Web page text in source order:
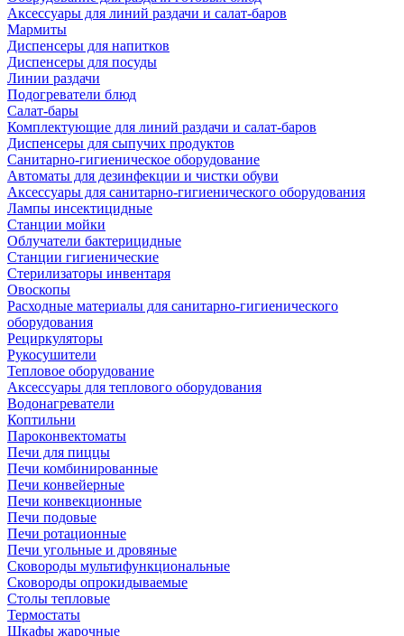
Аксессуары для линий раздачи и салат-баров
Мармиты
Диспенсеры для напитков
Диспенсеры для посуды
Линии раздачи
Подогреватели блюд
Салат-бары
Комплектующие для линий раздачи и салат-баров
Диспенсеры для сыпучих продуктов
Санитарно-гигиеническое оборудование
Автоматы для дезинфекции и чистки обуви
Аксессуары для санитарно-гигиенического оборудования
Лампы инсектицидные
Станции мойки
Облучатели бактерицидные
Станции гигиенические
Стерилизаторы инвентаря
Овоскопы
Расходные материалы для санитарно-гигиенического
оборудования
Рециркуляторы
Рукосушители
Тепловое оборудование
Аксессуары для теплового оборудования
Водонагреватели
Коптильни
Пароконвектоматы
Печи для пиццы
Печи комбинированные
Печи конвейерные
Печи конвекционные
Печи подовые
Печи ротационные
Печи угольные и дровяные
Сковороды мультифункциональные
Сковороды опрокидываемые
Столы тепловые
Термостаты
Шкафы жарочные